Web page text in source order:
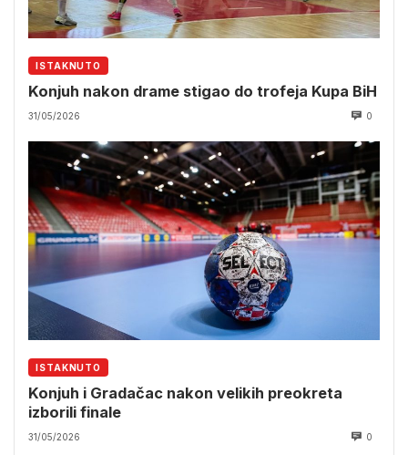
ISTAKNUTO
Konjuh nakon drame stigao do trofeja Kupa BiH
31/05/2026 0
ISTAKNUTO
Konjuh i Gradačac nakon velikih preokreta
izborili finale
31/05/2026 0